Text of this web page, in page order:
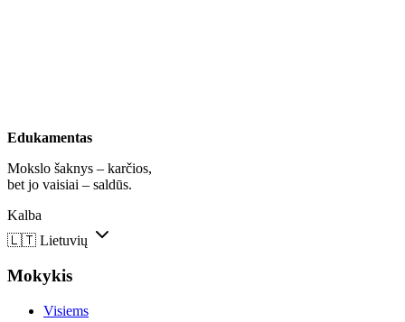
Edukamentas
Mokslo šaknys – karčios,
bet jo vaisiai – saldūs.
Kalba
🇱🇹 Lietuvių
Mokykis
Visiems